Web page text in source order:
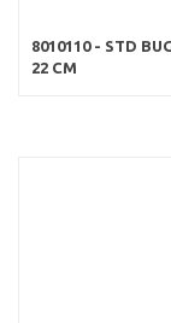
8010110 - STD
22 CM